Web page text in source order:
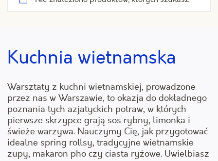
Kuchnia wietnamska
Warsztaty z kuchni wietnamskiej, prowadzone
przez nas w Warszawie, to okazja do dokładnego
poznania tych azjatyckich potraw, w których
pierwsze skrzypce grają sos rybny, limonka i
świeże warzywa. Nauczymy Cię, jak przygotować
idealne spring rollsy, tradycyjne wietnamskie
zupy, makaron pho czy ciasta ryżowe. Uwielbiasz